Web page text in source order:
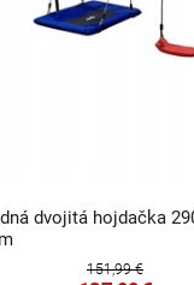
dvojitá hojdačka
151,99 €